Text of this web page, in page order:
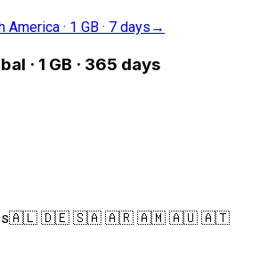
America · 1 GB · 7 days →
· 1 GB · 365 days
🇦🇱 🇩🇪 🇸🇦 🇦🇷 🇦🇲 🇦🇺 🇦🇹